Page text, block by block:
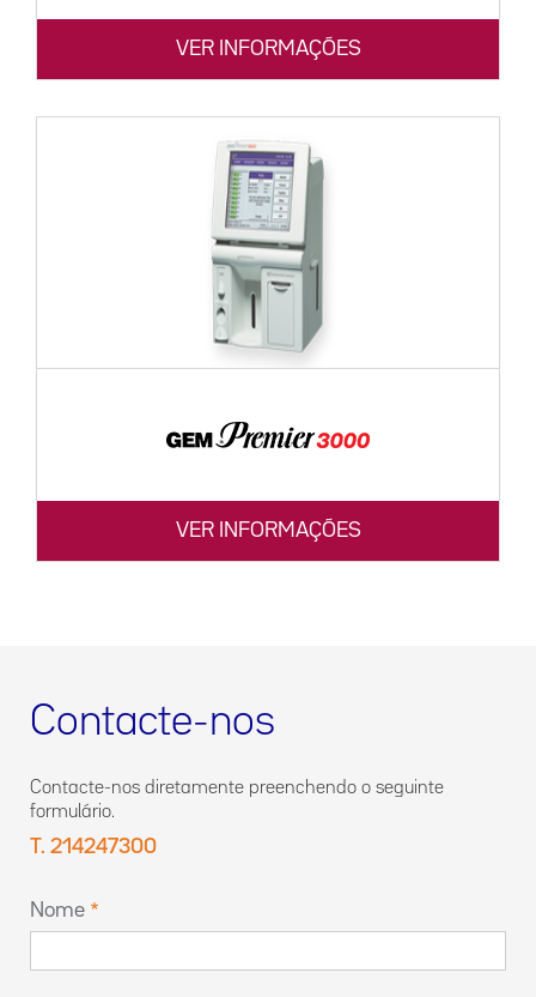
VER INFORMAÇÕES
VER INFORMAÇÕES
Contacte-nos
Contacte-nos diretamente preenchendo o seguinte
formulário.
T. 214247300
Nome